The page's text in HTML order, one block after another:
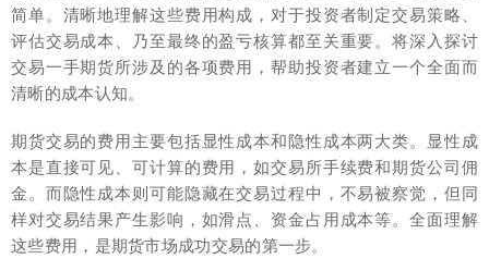
简单。清晰地理解这些费用构成，对于投资者制定交易策略、
评估交易成本、乃至最终的盈亏核算都至关重要。将深入探讨
交易一手期货所涉及的各项费用，帮助投资者建立一个全面而
清晰的成本认知。
期货交易的费用主要包括显性成本和隐性成本两大类。显性成
本是直接可见、可计算的费用，如交易所手续费和期货公司佣
金。而隐性成本则可能隐藏在交易过程中，不易被察觉，但同
样对交易结果产生影响，如滑点、资金占用成本等。全面理解
这些费用，是期货市场成功交易的第一步。